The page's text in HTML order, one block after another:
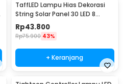
TaffLED Lampu Hias Dekorasi
String Solar Panel 30 LED 8
Mode 6.5M - 896
Rp43.800
Rp75.900 43%
+ Keranjang